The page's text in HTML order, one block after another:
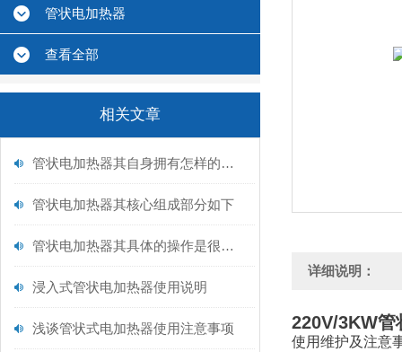
管状电加热器
查看全部
相关文章
管状电加热器其自身拥有怎样的特点呢？
管状电加热器其核心组成部分如下
管状电加热器其具体的操作是很有讲究的
浸入式管状电加热器使用说明
浅谈管状式电加热器使用注意事项
详细说明：
220V/3KW管
使用维护及注意